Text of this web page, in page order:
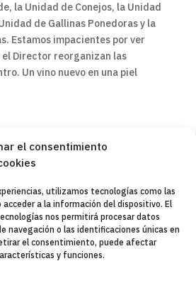
el consentimiento
utilizamos tecnologías como las
a la información del dispositivo. El
nos permitirá procesar datos
navegación o las identificaciones únicas en
el consentimiento, puede afectar
y funciones.
la Unidad de Conejos, la Unidad
de Gallinas Ponedoras y la
Estamos impacientes por ver
el Director reorganizan las
Un vino nuevo en una piel
2025Itaka-Escolapios
AVISO LEGAL
DE PRIVACIDAD